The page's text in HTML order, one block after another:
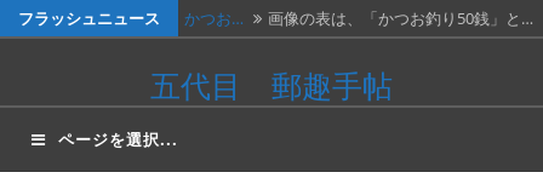
フラッシュニュース かつお… 画像の表は、「かつお釣り50銭」と…
２週間無休で、やっと仕事が一段落。
…
ベトナ… 画像は、北ベトナムが1966年に発…
五代目 郵趣手帖
ページを選択...